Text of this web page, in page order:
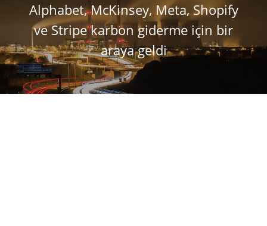
Alphabet, McKinsey, Meta, Shopify
ve Stripe karbon giderme için bir
araya geldi